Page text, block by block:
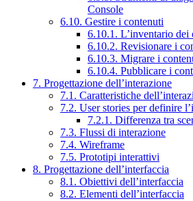
Console
6.10. Gestire i contenuti
6.10.1. L’inventario dei
6.10.2. Revisionare i
6.10.3. Migrare i
6.10.4. Pubblicare i
7. Progettazione dell’interazione
7.1. Caratteristiche
7.2. User stories per definire
7.2.1. Differenza tra
7.3. Flussi di interazione
7.4. Wireframe
7.5. Prototipi interattivi
8. Progettazione dell’interfaccia
8.1. Obiettivi dell’interfaccia
8.2. Elementi dell’interfaccia